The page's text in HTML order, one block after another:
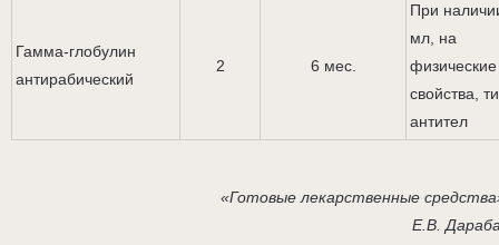
Гамма-глобулин
антирабический
2 6 мес.
При
мл, на
физические
свойства,
антител
«Готовые лекарственные
Е.В.